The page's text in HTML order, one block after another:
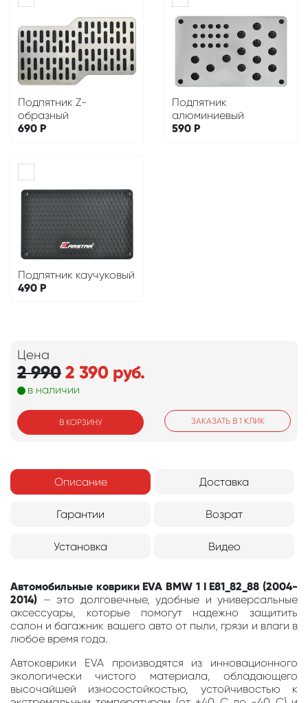
Подпятник Z-
образный
690 Р
Подпятник
алюминиевый
590 Р
Подпятник каучуковый
490 Р
Цена
2 9902 390 руб.
в наличии
В КОРЗИНУ ЗАКАЗАТЬ В 1 КЛИК
Описание Доставка
Гарантии Возрат
Установка Видео
Автомобильные коврики EVA BMW 1 I E81_82_88 (2004-
2014) – это долговечные, удобные и универсальные
аксессуары, которые помогут надежно защитить
салон и багажник вашего авто от пыли, грязи и влаги в
любое время года.
Автоковрики EVA производятся из инновационного
экологически чистого материала, обладающего
высочайшей износостойкостью, устойчивостью к